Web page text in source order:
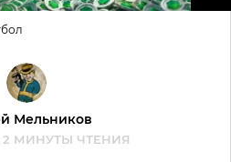
Мельников
2 МИНУТЫ ЧТЕНИЯ